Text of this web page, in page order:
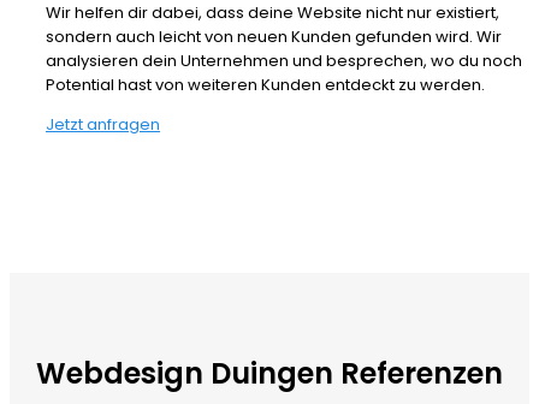
Wir helfen dir dabei, dass deine Website nicht nur existiert,
sondern auch leicht von neuen Kunden gefunden wird. Wir
analysieren dein Unternehmen und besprechen, wo du noch
Potential hast von weiteren Kunden entdeckt zu werden.
Jetzt anfragen
Webdesign Duingen Referenzen